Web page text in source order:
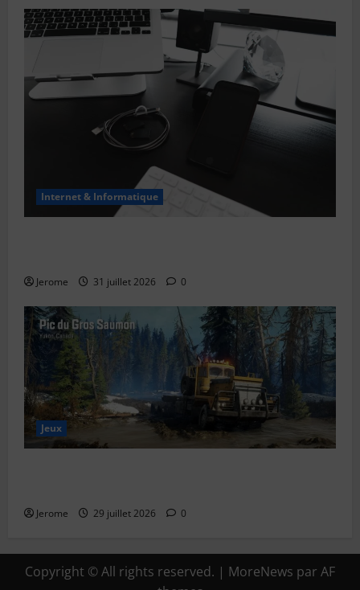
Internet & Informatique
Jerome 31 juillet 2026 0
Jeux
Jerome 29 juillet 2026 0
Copyright © All rights reserved. | MoreNews par AF